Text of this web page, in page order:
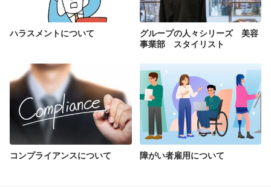
ハラスメントについて
グループの人々シリーズ 美容
事業部 スタイリスト
コンプライアンスについて 障がい者雇用について